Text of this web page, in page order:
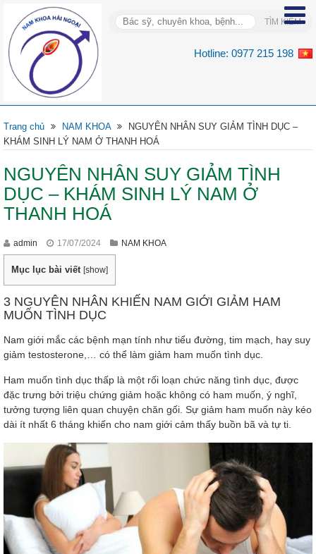
Hotline: 0977 215 198
Trang chủ NAM KHOA
NGUYÊN NHÂN SUY GIẢM TÌNH DỤC –
KHÁM SINH LÝ NAM Ở THANH HOÁ
NGUYÊN NHÂN SUY GIẢM TÌNH
DỤC – KHÁM SINH LÝ NAM Ở
THANH HOÁ
admin 17/07/2024 NAM KHOA
Mục lục bài viết [show]
3 NGUYÊN NHÂN KHIẾN NAM GIỚI GIẢM HAM
MUỐN TÌNH DỤC
Nam giới mắc các bệnh mạn tính như tiểu đường, tim mạch, hay suy
giảm testosterone,… có thể làm giảm ham muốn tình dục.
Ham muốn tình dục thấp là một rối loạn chức năng tình dục, được
đặc trưng bởi triệu chứng giảm hoặc không có ham muốn, ý nghĩ,
tưởng tượng liên quan chuyện chăn gối. Sự giảm ham muốn này kéo
dài ít nhất 6 tháng khiến cho nam giới cảm thấy buồn bã và tự ti.